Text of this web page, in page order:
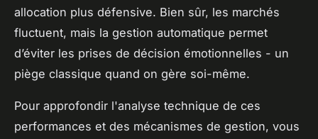
allocation plus défensive. Bien sûr, les marchés
fluctuent, mais la gestion automatique permet
d’éviter les prises de décision émotionnelles - un
piège classique quand on gère soi-même.
Pour approfondir l'analyse technique de ces
performances et des mécanismes de gestion, vous